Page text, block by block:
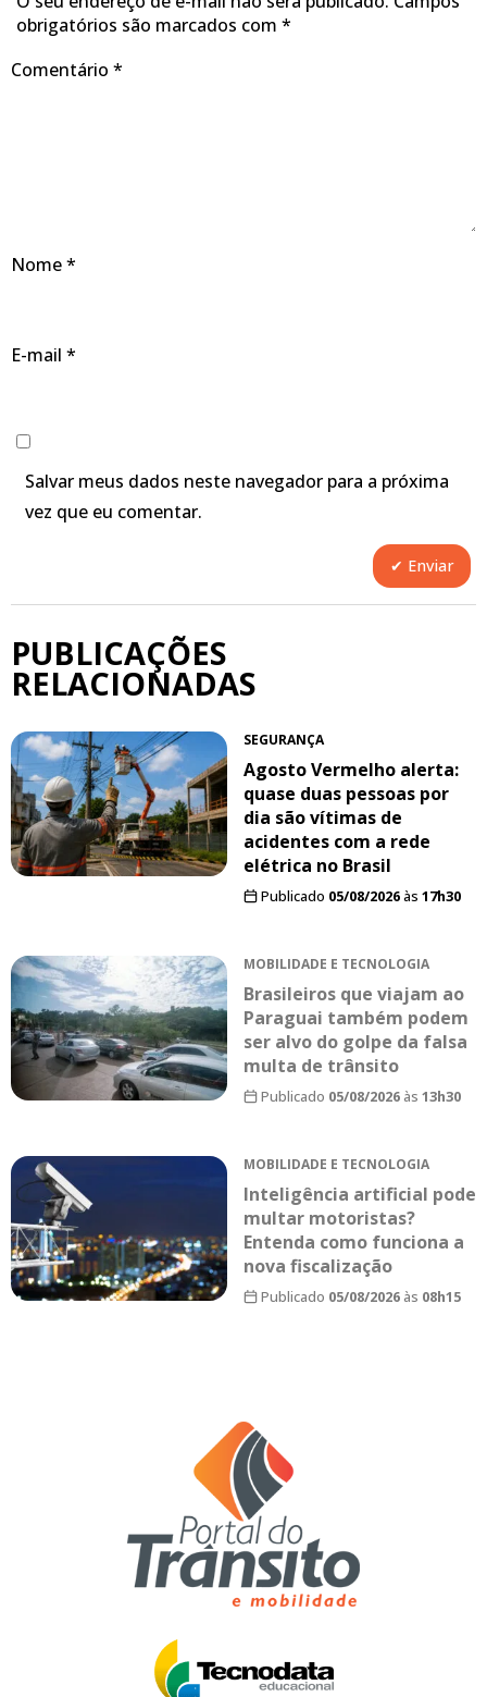
obrigatórios são marcados com *
Comentário *
Nome*
E-mail *
Salvar meus dados neste navegador para a próxima
vez que eu comentar.
PUBLICAÇÕES
RELACIONADAS
SEGURANÇA
Agosto Vermelho alerta:
quase duas pessoas por
dia são vítimas de
acidentes com a rede
elétrica no Brasil
Publicado 05/08/2026às 17h30
MOBILIDADE E TECNOLOGIA
Brasileiros que viajam ao
Paraguai também podem
ser alvo do golpe da falsa
multa de trânsito
Publicado 05/08/2026às 13h30
MOBILIDADE E TECNOLOGIA
Inteligência artificial pode
multar motoristas?
Entenda como funciona a
nova fiscalização
Publicado 05/08/2026às 08h15